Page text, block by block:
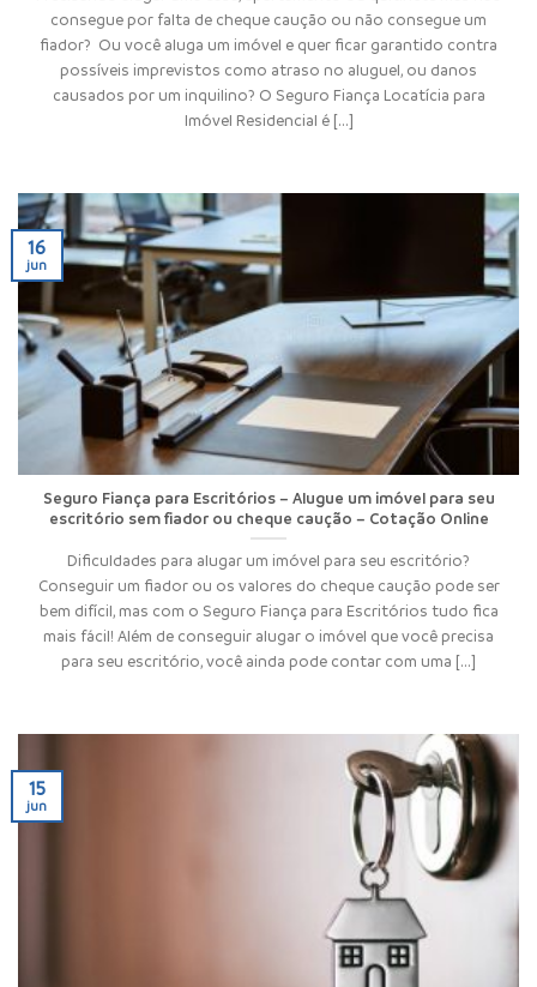
consegue por falta de cheque caução ou não consegue um
fiador? Ou você aluga um imóvel e quer ficar garantido contra
possíveis imprevistos como atraso no aluguel, ou danos
causados por um inquilino? O Seguro Fiança Locatícia para
Imóvel Residencial é [...]
Seguro Fiança para Escritórios – Alugue um imóvel para seu
escritório sem fiador ou cheque caução – Cotação Online
Dificuldades para alugar um imóvel para seu escritório?
Conseguir um fiador ou os valores do cheque caução pode ser
bem difícil, mas com o Seguro Fiança para Escritórios tudo fica
mais fácil! Além de conseguir alugar o imóvel que você precisa
para seu escritório, você ainda pode contar com uma [...]
16
jun
15
jun